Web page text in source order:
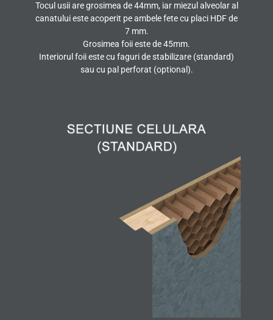
Tocul usii are grosimea de 44mm, iar miezul alveolar al
canatului este acoperit pe ambele fete cu placi HDF de
7 mm.
Grosimea foii este de 45mm.
Interiorul foii este cu faguri de stabilizare (standard)
sau cu pal perforat (optional).